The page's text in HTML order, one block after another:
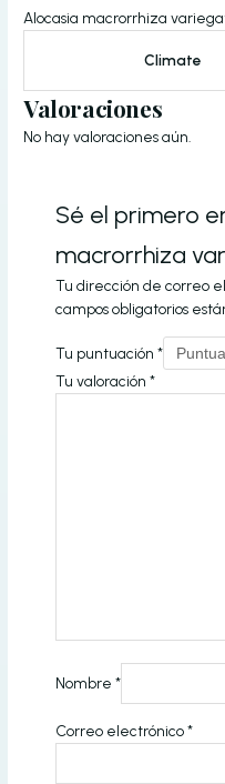
Alocasia macrorrhiza
Climate
Valoraciones
No hay valoraciones aún.
Sé el primero
macrorrhiza
Tu dirección de correo
campos obligatorios
Tu puntuación*
Tu valoración*
Nombre*
Correo electrónico*